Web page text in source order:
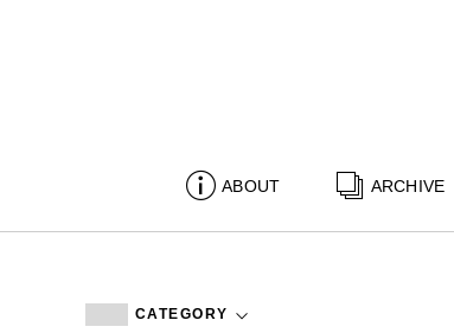
ABOUT ARCHIVE
CATEGORY